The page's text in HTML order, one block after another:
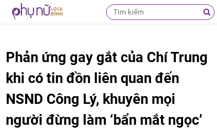
Phản ứng gay gắt của Chí Trung
khi có tin đồn liên quan đến
NSND Công Lý, khuyên mọi
người đừng làm ‘bẩn mắt ngọc’